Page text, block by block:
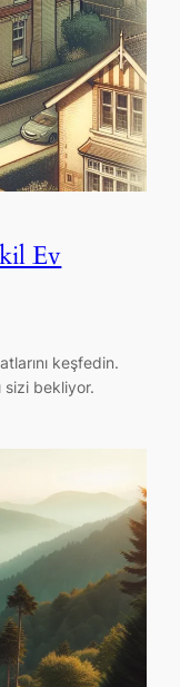
Ev
keşfedin.
sizi bekliyor.